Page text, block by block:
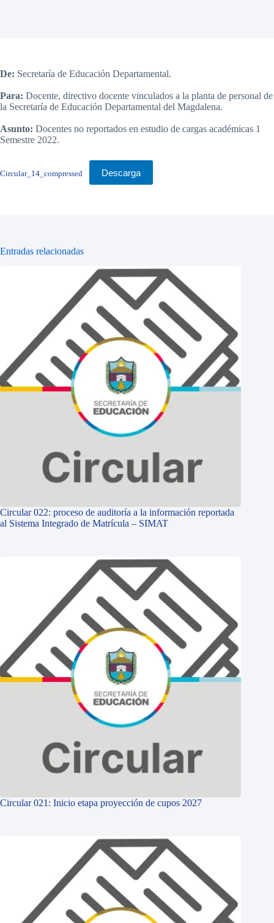
De: Secretaría de Educación Departamental.
Para: Docente, directivo docente vinculados a la planta de personal de
la Secretaría de Educación Departamental del Magdalena.
Asunto: Docentes no reportados en estudio de cargas académicas 1
Semestre 2022.
Circular_14_compressed Descarga
Entradas relacionadas
Circular 022: proceso de auditoría a la información reportada
al Sistema Integrado de Matrícula – SIMAT
Circular 021: Inicio etapa proyección de cupos 2027